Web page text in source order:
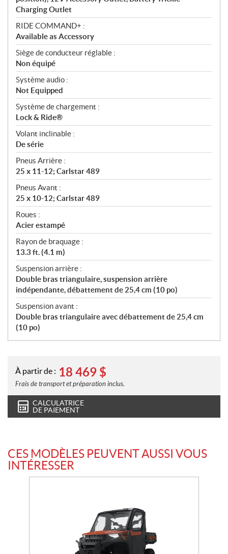
Charging Outlet
RIDE COMMAND+ :
Available as Accessory
Siège de conducteur réglable :
Non équipé
Système audio :
Not Equipped
Système de chargement :
Lock & Ride®
Volant inclinable :
De série
Pneus Arrière :
25 x 11-12; Carlstar 489
Pneus Avant :
25 x 10-12; Carlstar 489
Roues :
Acier estampé
Rayon de braquage :
13.3 ft. (4.1 m)
Suspension arrière :
Double bras triangulaire, suspension arrière
indépendante, débattement de 25,4 cm (10 po)
Suspension avant :
Double bras triangulaire avec débattement de 25,4 cm
(10 po)
À partir de : 18 469 $
Frais de transport et préparation inclus.
CALCULATRICE
DE PAIEMENT
CES MODÈLES PEUVENT AUSSI VOUS
INTÉRESSER